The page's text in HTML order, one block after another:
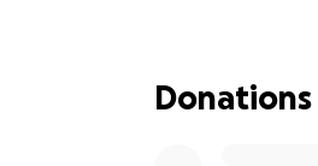
Si puedes
Donations